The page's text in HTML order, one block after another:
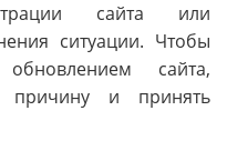
сайта или
ситуации. Чтобы
сайта,
причину и принять